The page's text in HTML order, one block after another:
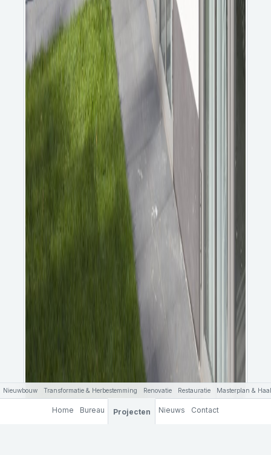
Home Bureau Projecten
Nieuwbouw Transformatie & Herbestemming Renovatie Restauratie Masterplan &
Nieuws Contact